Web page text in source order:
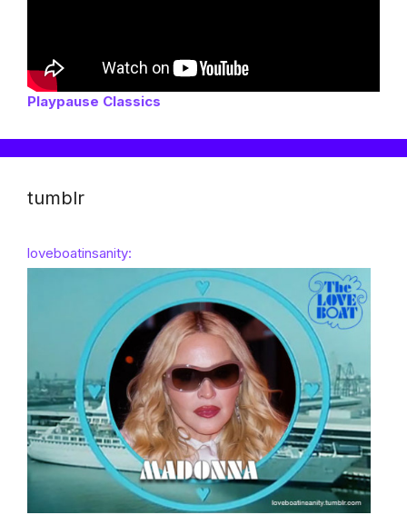
Playpause Classics
tumblr
loveboatinsanity: